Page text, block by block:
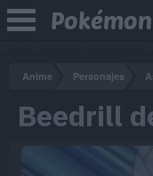
Anime Personajes
Beedrill